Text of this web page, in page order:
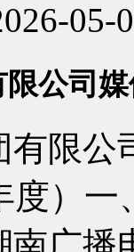
05-
公司
限公
度）